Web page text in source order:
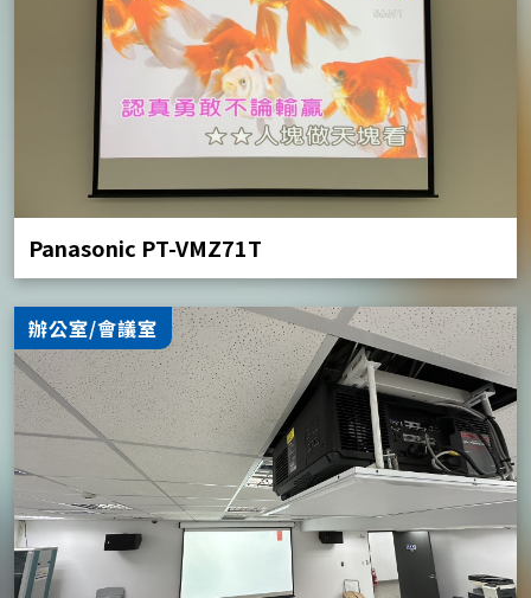
Panasonic PT-VMZ71T
辦公室/會議室